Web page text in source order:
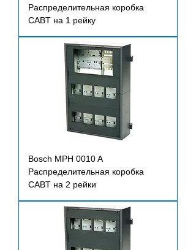
Распределительная коробка
CABT на 1 рейку
Bosch MPH 0010 A
Распределительная коробка
CABT на 2 рейки